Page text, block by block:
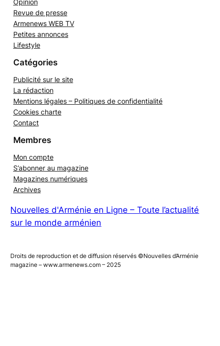
Opinion
Revue de presse
Armenews WEB TV
Petites annonces
Publicité sur le site
La rédaction
Mentions légales – Politiques de confidentialité
Cookies charte
Mon compte
S’abonner au magazine
Magazines numériques
Nouvelles d'Arménie en Ligne – Toute l’actualité
Droits de reproduction et de diffusion réservés ©Nouvelles d’Arménie